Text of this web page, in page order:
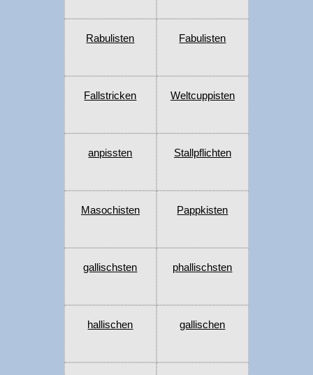
Rabulisten Fabulisten
Fallstricken Weltcuppisten
anpissten Stallpflichten
Masochisten Pappkisten
gallischsten phallischsten
hallischen gallischen